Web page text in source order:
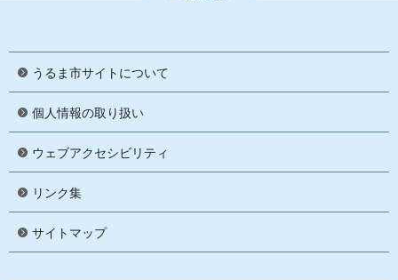
うるま市サイトについて
個人情報の取り扱い
ウェブアクセシビリティ
リンク集
サイトマップ